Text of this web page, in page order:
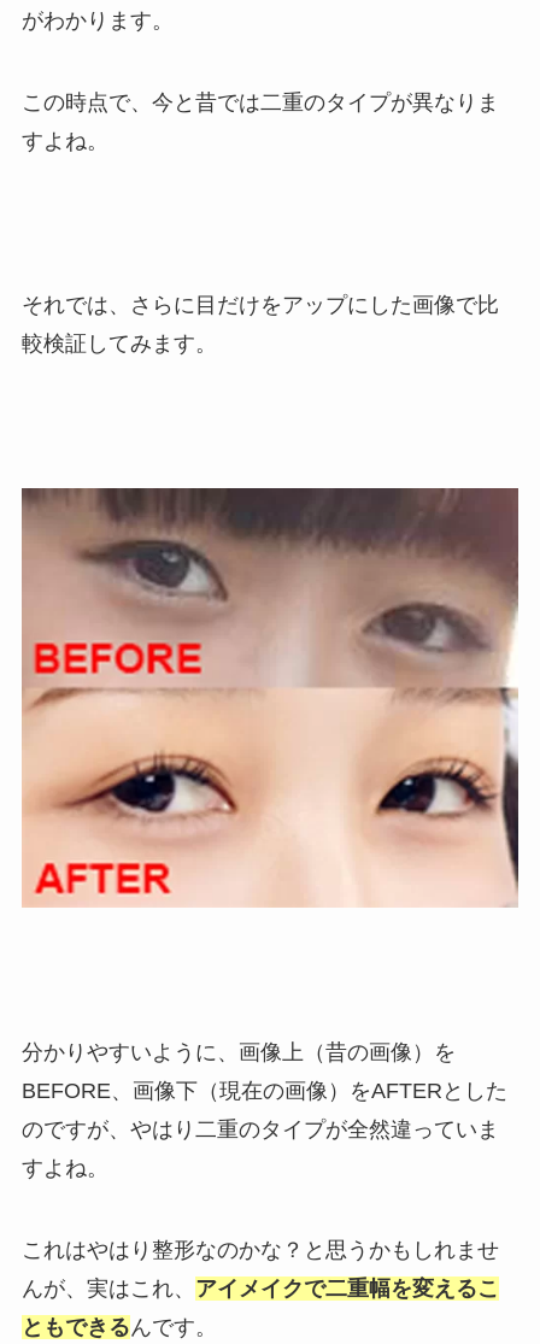
がわかります。
この時点で、今と昔では二重のタイプが異なりま
すよね。
それでは、さらに目だけをアップにした画像で比
較検証してみます。
分かりやすいように、画像上（昔の画像）を
BEFORE、画像下（現在の画像）をAFTERとした
のですが、やはり二重のタイプが全然違っていま
すよね。
これはやはり整形なのかな？と思うかもしれませ
んが、実はこれ、 アイメイクで二重幅を変えるこ
ともできるんです。